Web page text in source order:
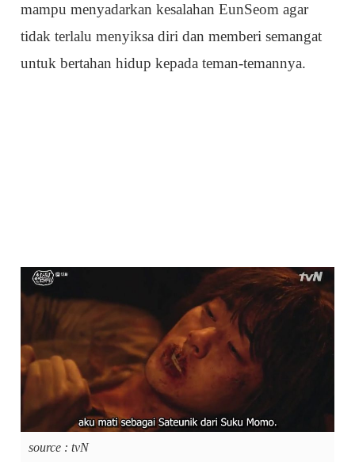
mampu menyadarkan kesalahan EunSeom agar
tidak terlalu menyiksa diri dan memberi semangat
untuk bertahan hidup kepada teman-temannya.
source : tvN